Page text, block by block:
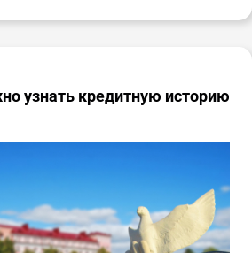
узнать кредитную историю